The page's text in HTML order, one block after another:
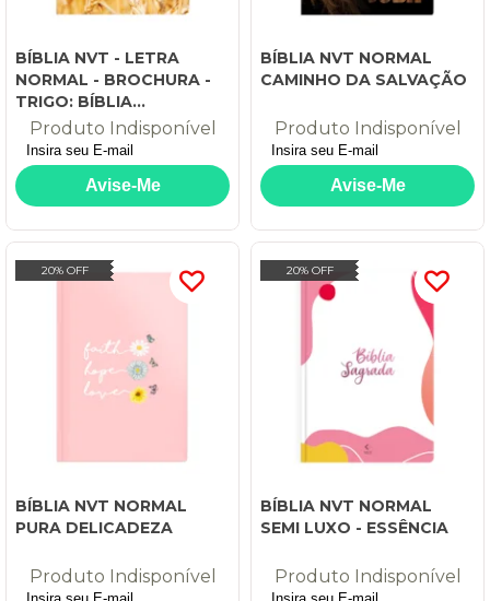
BÍBLIA NVT - LETRA
NORMAL - BROCHURA -
TRIGO: BÍBLIA
EVANGELIZE
Produto Indisponível
BÍBLIA NVT NORMAL
CAMINHO DA SALVAÇÃO
Produto Indisponível
20% OFF
BÍBLIA NVT NORMAL
PURA DELICADEZA
Produto Indisponível
20% OFF
BÍBLIA NVT NORMAL
SEMI LUXO - ESSÊNCIA
Produto Indisponível